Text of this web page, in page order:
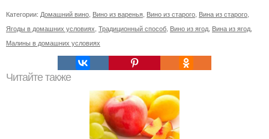
Категории: Домашний вино Вино из варенья Вино из старого Вина из старого
Ягоды в домашних условиях Традиционный способ Вино из ягод Вина из ягод
Малины в домашних условиях
Читайте также